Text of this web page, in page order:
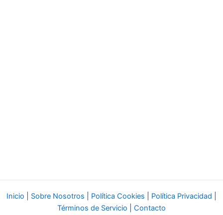
Inicio Sobre Nosotros Política Cookies Política Privacidad
Términos de Servicio
Contacto